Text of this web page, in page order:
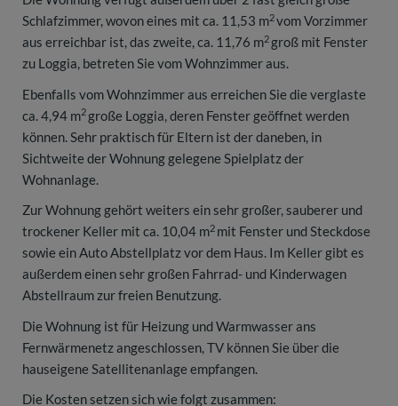
Schlafzimmer, wovon eines mit ca. 11,53 m2vom Vorzimmer
aus erreichbar ist, das zweite, ca. 11,76 m2 groß mit Fenster
zu Loggia, betreten Sie vom Wohnzimmer aus.
Ebenfalls vom Wohnzimmer aus erreichen Sie die verglaste
ca. 4,94 m2 große Loggia, deren Fenster geöffnet werden
können. Sehr praktisch für Eltern ist der daneben, in
Sichtweite der Wohnung gelegene Spielplatz der
Wohnanlage.
Zur Wohnung gehört weiters ein sehr großer, sauberer und
trockener Keller mit ca. 10,04 m2 mit Fenster und Steckdose
sowie ein Auto Abstellplatz vor dem Haus. Im Keller gibt es
außerdem einen sehr großen Fahrrad- und Kinderwagen
Abstellraum zur freien Benutzung.
Die Wohnung ist für Heizung und Warmwasser ans
Fernwärmenetz angeschlossen, TV können Sie über die
hauseigene Satellitenanlage empfangen.
Die Kosten setzen sich wie folgt zusammen: